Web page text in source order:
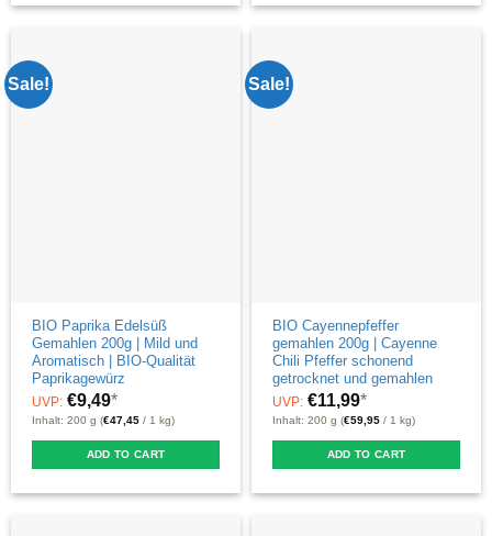
Sale!
BIO Paprika Edelsüß
Gemahlen 200g | Mild und
Aromatisch | BIO-Qualität
Paprikagewürz
UVP: €9,49*
Inhalt: 200 g (€47,45 / 1 kg)
ADD TO CART
Sale!
BIO Cayennepfeffer
gemahlen 200g | Cayenne
Chili Pfeffer schonend
getrocknet und gemahlen
UVP: €11,99*
Inhalt: 200 g (€59,95 / 1 kg)
ADD TO CART